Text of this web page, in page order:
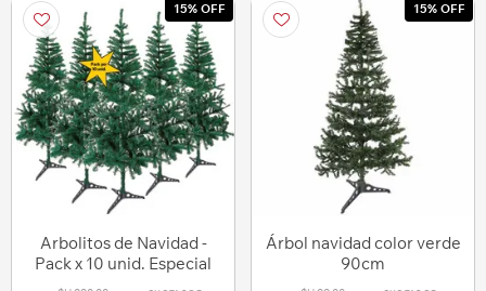
15% OFF
Arbolitos de Navidad -
Pack x 10 unid. Especial
Mayoristas
15% OFF
Árbol navidad color verde
90cm